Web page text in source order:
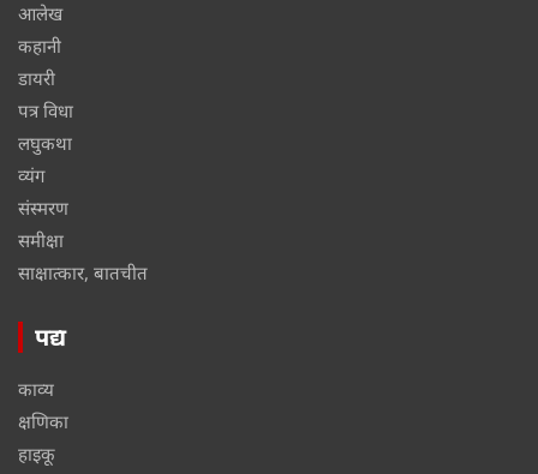
आलेख
कहानी
डायरी
पत्र विधा
लघुकथा
व्यंग
संस्मरण
समीक्षा
साक्षात्कार, बातचीत
पद्य
काव्य
क्षणिका
हाइकू